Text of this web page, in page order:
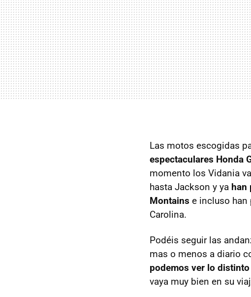
Las motos escogidas
espectaculares Honda
momento los Vidania
hasta Jackson y ya han
Montains e incluso han
Carolina.
Podéis seguir las
mas o menos a diario
podemos ver lo
vaya muy bien en su